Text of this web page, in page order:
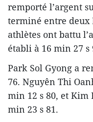
remporté l’argent
terminé entre deux
athlètes ont battu
établi à 16 min 27 s
Park Sol Gyong a
76. Nguyên Thi
min 12 s 80, et Kim
min 23 s 81.